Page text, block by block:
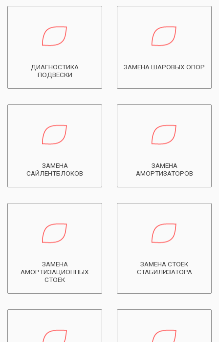
ДИАГНОСТИКА
ПОДВЕСКИ
ЗАМЕНА ШАРОВЫХ ОПОР
ЗАМЕНА
САЙЛЕНТБЛОКОВ
ЗАМЕНА
АМОРТИЗАТОРОВ
ЗАМЕНА
АМОРТИЗАЦИОННЫХ
СТОЕК
ЗАМЕНА СТОЕК
СТАБИЛИЗАТОРА